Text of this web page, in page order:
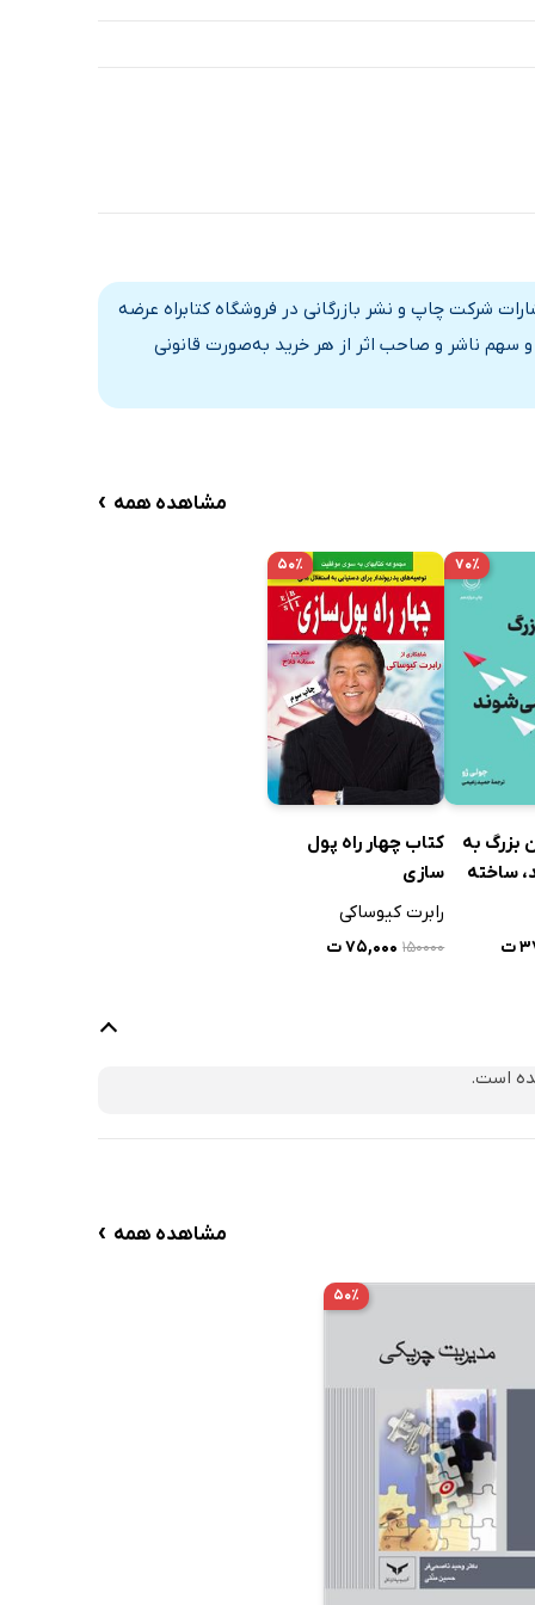
شرکت چاپ و نشر بازرگانی در فروشگاه کتابراه عرضه
سهم ناشر و صاحب اثر از هر خرید به‌صورت قانونی
مشاهده همه ›
۷۰٪
بزرگ به
ساخته
ت
۵۰٪
کتاب چهار راه پول
سازی
رابرت کیوساکی
۱۵۰۰۰۰ ۷۵,۰۰۰ ت
است.
مشاهده همه ›
۵۰٪